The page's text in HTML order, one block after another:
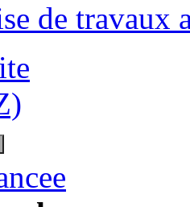
de travaux